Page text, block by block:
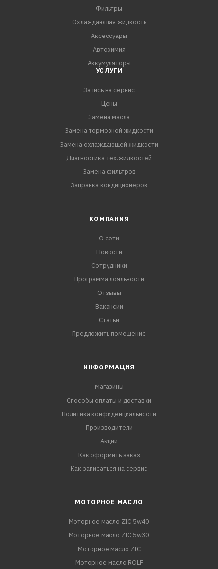
наносить при температуре окружающей среды не ниже
встряхивать в течение 2–3-х минут.
4. Поворотом сопла распылительной головки выбрать
Фильтры
Охлаждающая жидкость
Аксессуары
Автохимия
Аккумуляторы
УСЛУГИ
Запись на сервис
Цены
Замена масла
Замена тормозной жидкости
Замена охлаждающей жидкости
Диагностика тех.жидкостей
Замена фильтров
Заправка кондиционеров
КОМПАНИЯ
О сети
Новости
Сотрудники
Программа лояльности
Отзывы
Вакансии
Статьи
Предложить помещение
ИНФОРМАЦИЯ
Магазины
Способы оплаты и доставки
Политика конфиденциальности
Производители
Акции
Как оформить заказ
Как записаться на сервис
МОТОРНОЕ МАСЛО
Моторное масло ZIC 5w40
Моторное масло ZIC 5w30
Моторное масло ZIC
Моторное масло ROLF